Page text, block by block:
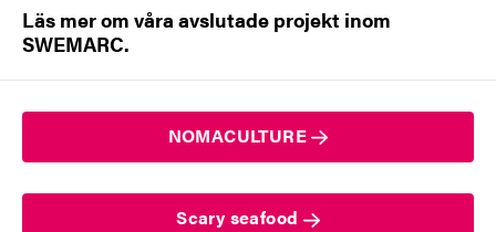
Läs mer om våra avslutade projekt inom
SWEMARC.
NOMACULTURE
Scary seafood